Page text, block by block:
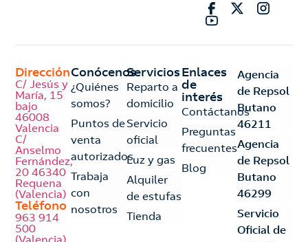
Dirección
C/ Jesús y
María, 15
bajo
46008
Valencia
C/
Anselmo
Fernández,
20 46340
Requena
(Valencia)
Teléfono
963 914
500
(Valencia)
Conócenos
¿Quiénes
somos?
Puntos de
venta
autorizados
Trabaja
con
nosotros
Servicios
Reparto a
domicilio
Servicio
oficial
Luz y gas
Alquiler
de estufas
Tienda
Enlaces
de
interés
Contáctanos
Preguntas
frecuentes
Blog
Agencia
de Repsol
Butano
46211
Agencia
de Repsol
Butano
46299
Servicio
Oficial de